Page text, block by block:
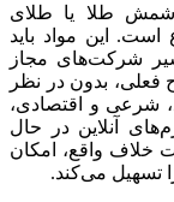
طلا یا طلای
است. این مواد باید
شرکت‌های مجاز
فعلی، بدون در نظر
شرعی و اقتصادی،
آنلاین در حال
خلاف واقع، امکان
تسهیل می‌کند.